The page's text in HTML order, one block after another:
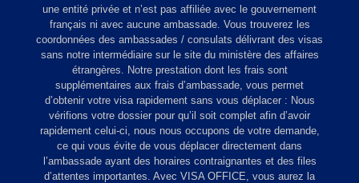
une entité privée et n’est pas affiliée avec le gouvernement
français ni avec aucune ambassade. Vous trouverez les
coordonnées des ambassades / consulats délivrant des visas
sans notre intermédiaire sur le site du ministère des affaires
étrangères. Notre prestation dont les frais sont
supplémentaires aux frais d’ambassade, vous permet
d’obtenir votre visa rapidement sans vous déplacer : Nous
vérifions votre dossier pour qu’il soit complet afin d’avoir
rapidement celui-ci, nous nous occupons de votre demande,
ce qui vous évite de vous déplacer directement dans
l’ambassade ayant des horaires contraignantes et des files
d’attentes importantes. Avec VISA OFFICE, vous aurez la